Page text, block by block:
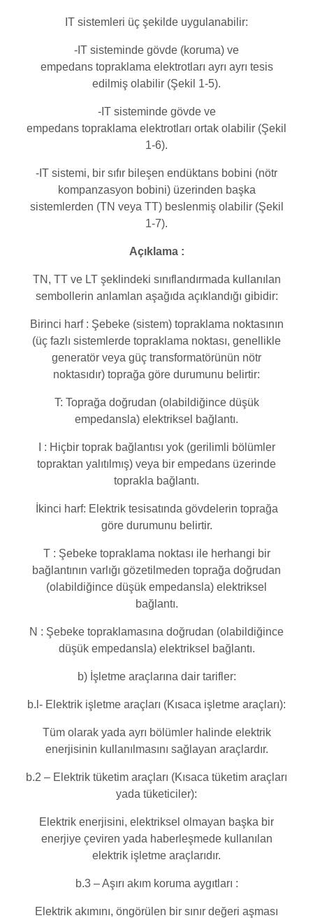
IT sistemleri üç şekilde uygulanabilir:
-IT sisteminde gövde (koruma) ve
empedans topraklama elektrotları ayrı ayrı tesis
edilmiş olabilir (Şekil 1-5).
-IT sisteminde gövde ve
empedans topraklama elektrotları ortak olabilir (Şekil
1-6).
-IT sistemi, bir sıfır bileşen endüktans bobini (nötr
kompanzasyon bobini) üzerinden başka
sistemlerden (TN veya TT) beslenmiş olabilir (Şekil
1-7).
Açıklama :
TN, TT ve LT şeklindeki sınıflandırmada kullanılan
sembollerin anlamlan aşağıda açıklandığı gibidir:
Birinci harf : Şebeke (sistem) topraklama noktasının
(üç fazlı sistemlerde topraklama noktası, genellikle
generatör veya güç transformatörünün nötr
noktasıdır) toprağa göre durumunu belirtir:
T: Toprağa doğrudan (olabildiğince düşük
empedansla) elektriksel bağlantı.
I : Hiçbir toprak bağlantısı yok (gerilimli bölümler
topraktan yalıtılmış) veya bir empedans üzerinde
toprakla bağlantı.
İkinci harf: Elektrik tesisatında gövdelerin toprağa
göre durumunu belirtir.
T : Şebeke topraklama noktası ile herhangi bir
bağlantının varlığı gözetilmeden toprağa doğrudan
(olabildiğince düşük empedansla) elektriksel
bağlantı.
N : Şebeke topraklamasına doğrudan (olabildiğince
düşük empedansla) elektriksel bağlantı.
b) İşletme araçlarına dair tarifler:
b.l- Elektrik işletme araçları (Kısaca işletme araçları):
Tüm olarak yada ayrı bölümler halinde elektrik
enerjisinin kullanılmasını sağlayan araçlardır.
b.2 – Elektrik tüketim araçları (Kısaca tüketim araçları
yada tüketiciler):
Elektrik enerjisini, elektriksel olmayan başka bir
enerjiye çeviren yada haberleşmede kullanılan
elektrik işletme araçlarıdır.
b.3 – Aşırı akım koruma aygıtları :
Elektrik akımını, öngörülen bir sınır değeri aşması